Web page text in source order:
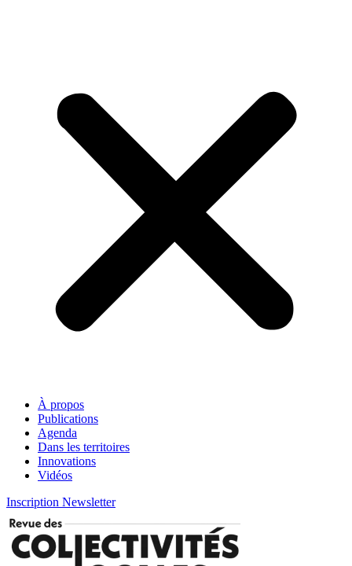
À propos
Publications
Agenda
Dans les territoires
Innovations
Vidéos
Inscription Newsletter